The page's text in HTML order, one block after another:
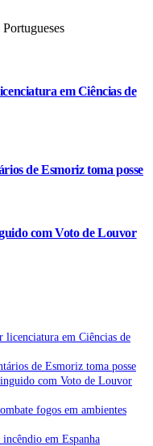
em Ciências de
de Esmoriz toma posse
com Voto de Louvor
licenciatura em Ciências de
de Esmoriz toma posse
com Voto de Louvor
fogos em ambientes
em Espanha